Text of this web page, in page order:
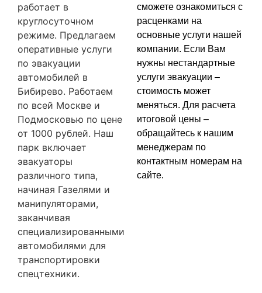
работает в
круглосуточном
режиме. Предлагаем
оперативные услуги
по эвакуации
автомобилей в
Бибирево. Работаем
по всей Москве и
Подмосковью по цене
от 1000 рублей. Наш
парк включает
эвакуаторы
различного типа,
начиная Газелями и
манипуляторами,
заканчивая
специализированными
автомобилями для
транспортировки
спецтехники.
сможете ознакомиться с
расценками на
основные услуги нашей
компании. Если Вам
нужны нестандартные
услуги эвакуации –
стоимость может
меняться. Для расчета
итоговой цены –
обращайтесь к нашим
менеджерам по
контактным номерам на
сайте.